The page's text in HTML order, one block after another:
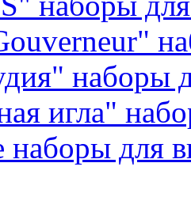
наборы
игла"
наборы для